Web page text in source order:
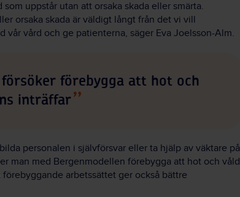
uppstår utan att orsaka skada eller smärta.
orsaka skada är väldigt långt från det vi vill
vår vård och ge patienterna, säger Eva Joelsson-Alm.
försöker förebygga att hot och
inträffar
personalen i självförsvar eller ta hjälp av väktare på
man med Bergenmodellen förebygga att hot och våld
förebyggande arbetssättet ger också bättre